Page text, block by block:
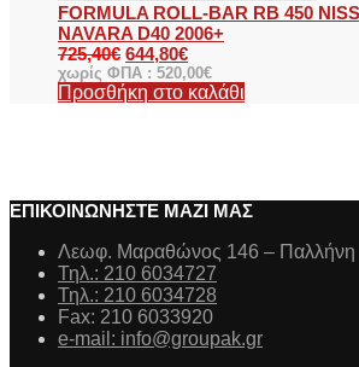
FORMULA ROLL-BAR RB 450
NAVARA D40 2006+
725,40€ 644,80€
χωρίς ΦΠΑ : 520,00€
Προσθήκη στο καλάθι
ΕΠΙΚΟΙΝΩΝΗΣΤΕ ΜΑΖΙ ΜΑΣ
Λεωφ. Μαραθώνος 146 – Παλλήνη
Τηλ.: 210 6034727
Τηλ.: 210 6034728
Fax: 210 6033920
e-mail: info@groupak.gr